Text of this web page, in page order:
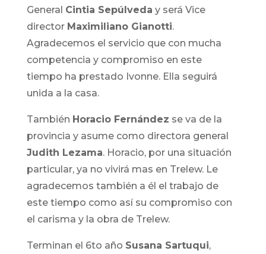
General Cintia Sepúlveda y será Vice
director Maximiliano Gianotti.
Agradecemos el servicio que con mucha
competencia y compromiso en este
tiempo ha prestado Ivonne. Ella seguirá
unida a la casa.
También Horacio Fernández se va de la
provincia y asume como directora general
Judith Lezama. Horacio, por una situación
particular, ya no vivirá mas en Trelew. Le
agradecemos también a él el trabajo de
este tiempo como así su compromiso con
el carisma y la obra de Trelew.
Terminan el 6to año Susana Sartuqui,